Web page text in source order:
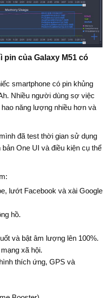
pin của Galaxy M51 có
smartphone có pin khủng
Nhiều người dùng sợ việc
năng lượng nhiều hơn và
đã test thời gian sử dụng
One UI và điều kiện cụ thể
lướt Facebook và xài Google
hồ.
và bật âm lượng lên 100%.
xã hội.
thích ứng, GPS và